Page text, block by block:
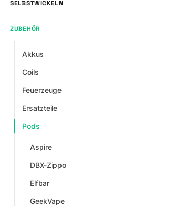
SELBSTWICKELN
ZUBEHÖR
Akkus
Coils
Feuerzeuge
Ersatzteile
Pods
Aspire
DBX-Zippo
Elfbar
GeekVape